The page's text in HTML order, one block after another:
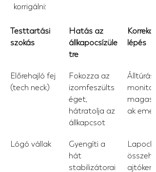
korrigálni:
Testtartási
szokás
Hatás az
állkapocsízüle
tre
lépés
Előrehajló fej
(tech neck)
Fokozza az
izomfeszülts
éget,
hátratolja az
állkapcsot
Álltúrás;
monitor
ak
Lógó vállak
Gyengíti a
hát
stabilizátorai
Lapocka-